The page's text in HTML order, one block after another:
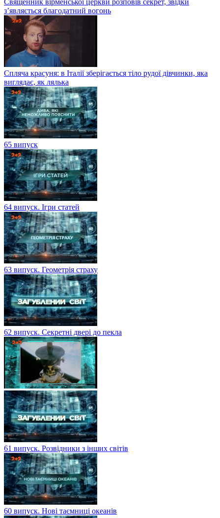
з’являється благодатний вогонь
Спляча красуня: в Італії зберігається тіло рудої дівчинки, яка
виглядає, як лялька
65 випуск
64 випуск. Ігри статей
63 випуск. Геометрія страху
62 випуск. Секретні двері до пекла
61 випуск. Розвідники з інших світів
60 випуск. Нові таємниці океанів